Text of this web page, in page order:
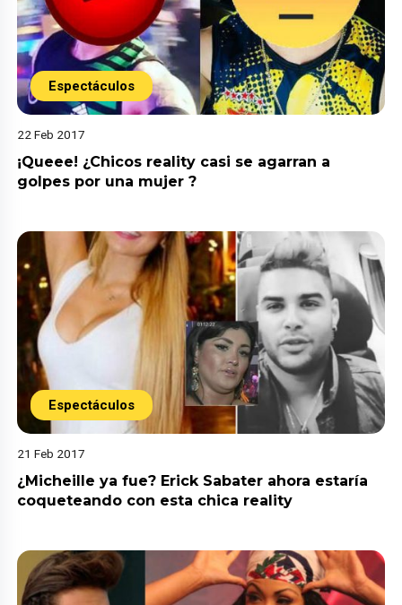
Espectáculos
22 Feb 2017
¡Queee! ¿Chicos reality casi se agarran a
golpes por una mujer ?
Espectáculos
21 Feb 2017
¿Micheille ya fue? Erick Sabater ahora estaría
coqueteando con esta chica reality